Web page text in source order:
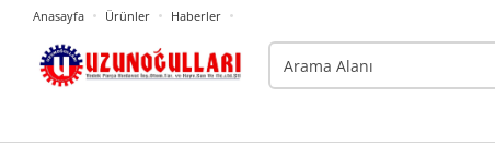
Anasayfa Ürünler Haberler